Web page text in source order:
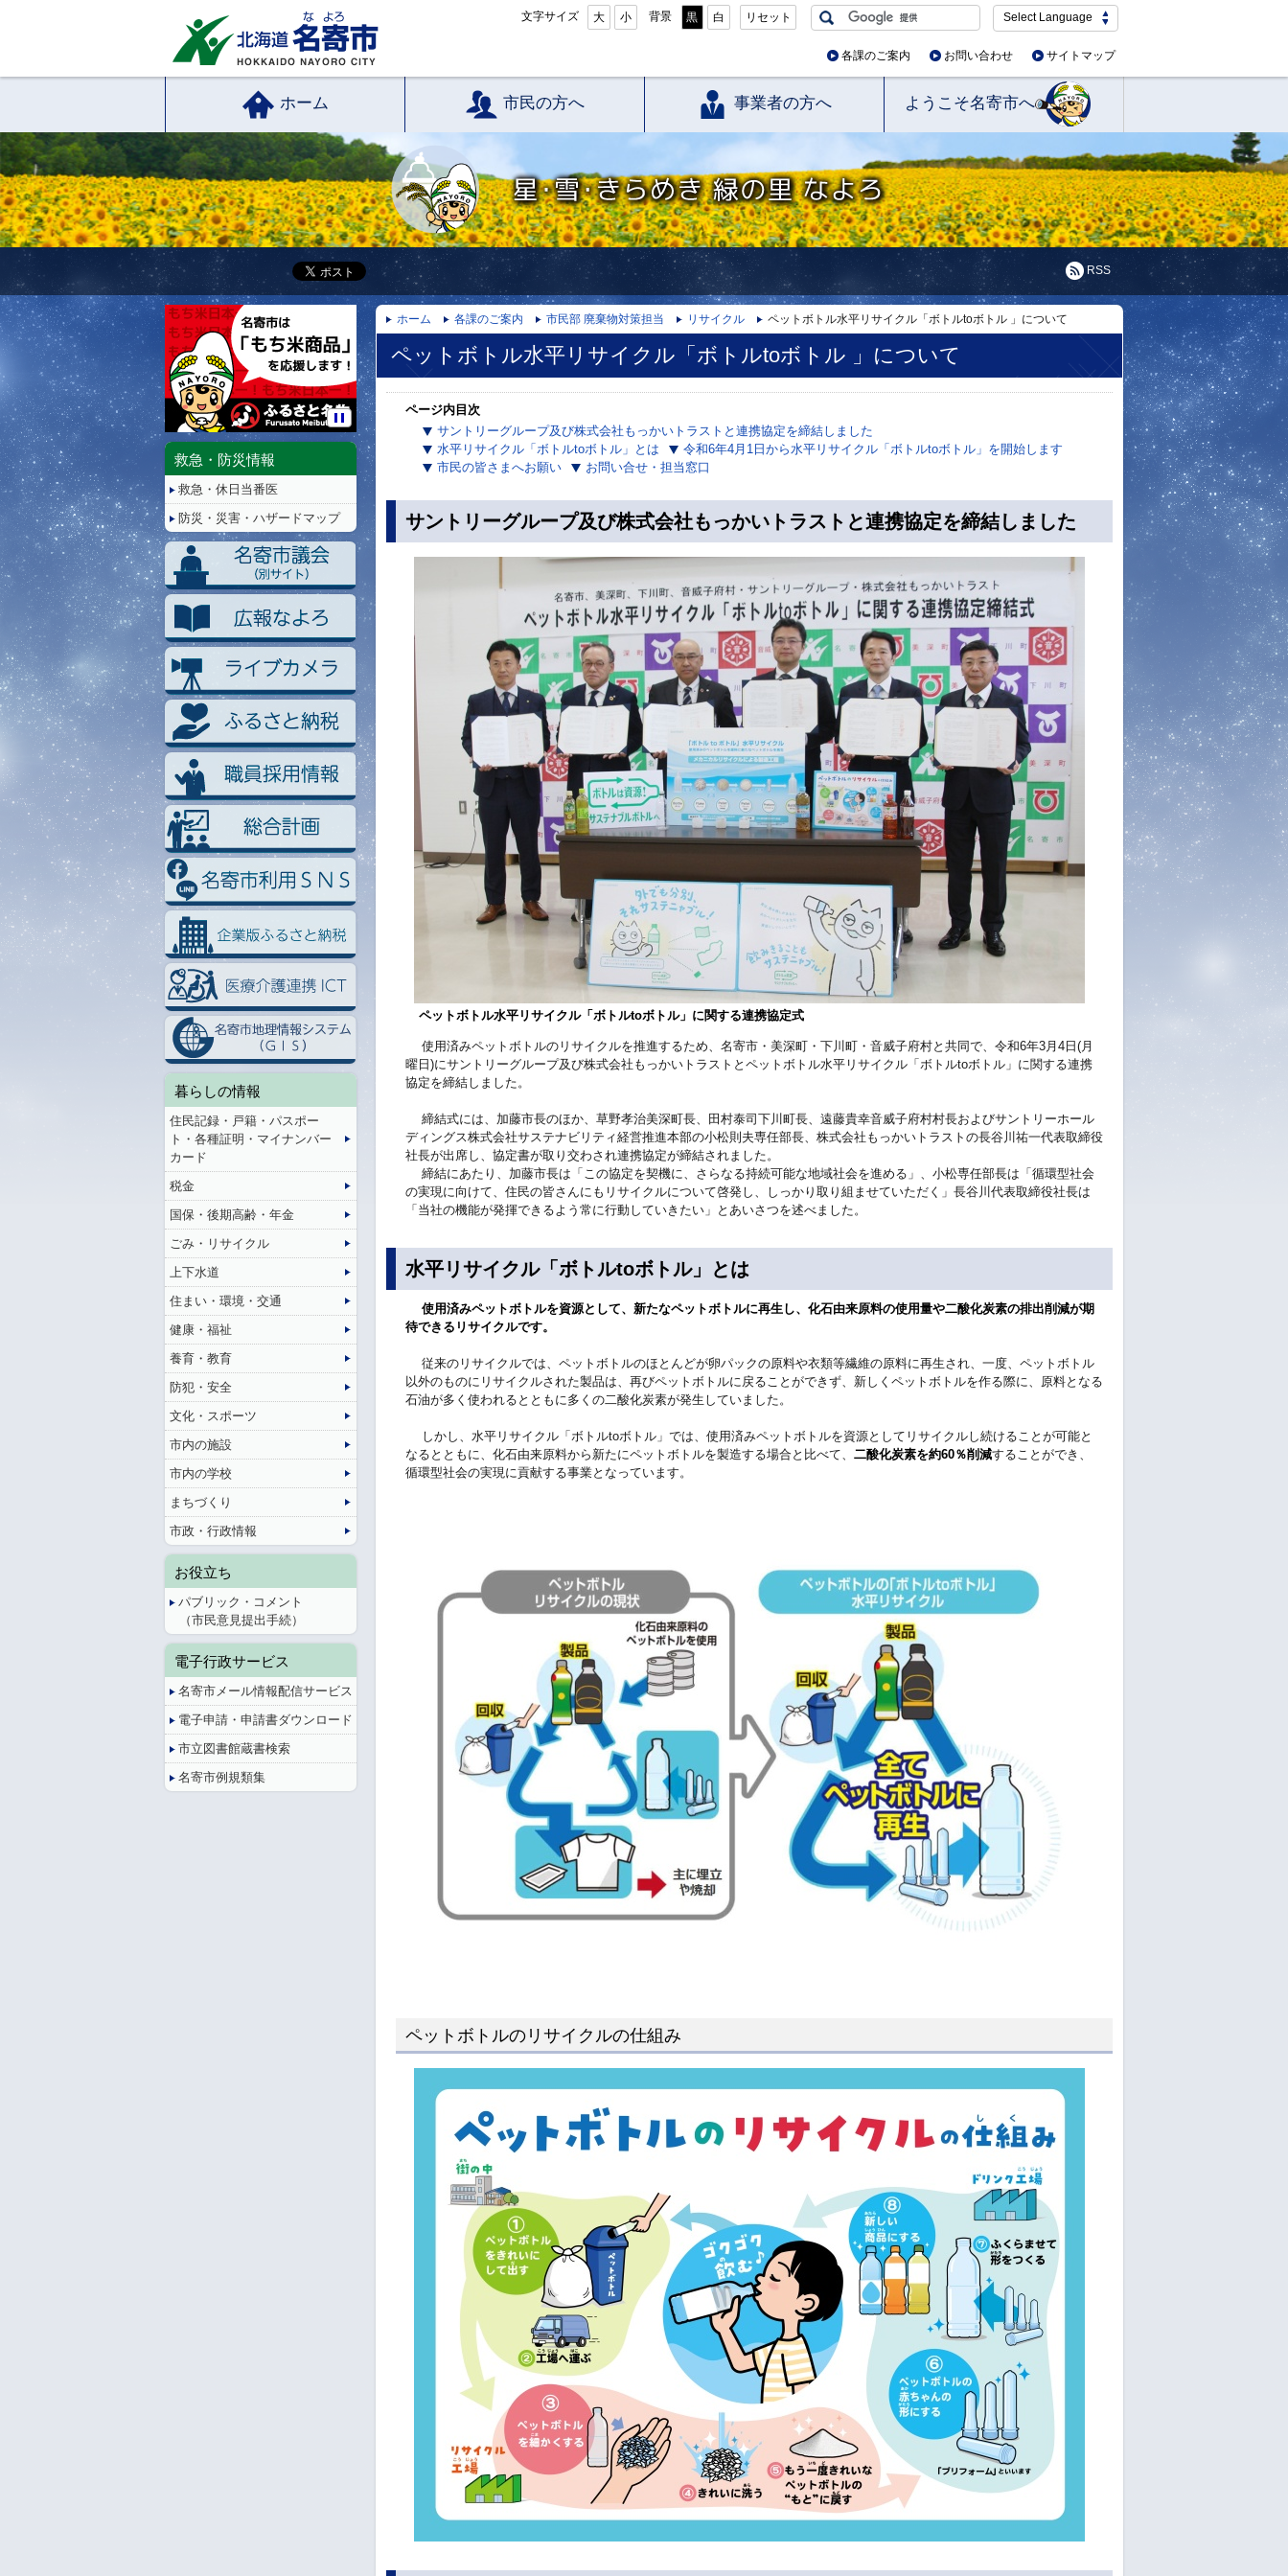
文字サイズ 大 小 背景 黒 白 リセット Select Language
各課のご案内 お問い合わせ サイトマップ
ホーム 市民の方へ 事業者の方へ ようこそ名寄市へ
星・雪・きらめき 緑の里 なよろ
RSS
ホーム 各課のご案内 市民部 廃棄物対策担当 リサイクル ペットボトル水平リサイクル「ボトルtoボトル 」について
ペットボトル水平リサイクル「ボトルtoボトル 」について
ページ内目次
サントリーグループ及び株式会社もっかいトラストと連携協定を締結しました
水平リサイクル「ボトルtoボトル」とは
令和6年4月1日から水平リサイクル「ボトルtoボトル」を開始します
市民の皆さまへお願い
お問い合せ・担当窓口
サントリーグループ及び株式会社もっかいトラストと連携協定を締結しました
ペットボトル水平リサイクル「ボトルtoボトル」に関する連携協定式
使用済みペットボトルのリサイクルを推進するため、名寄市・美深町・下川町・音威子府村と共同で、令和6年3月4日(月
曜日)にサントリーグループ及び株式会社もっかいトラストとペットボトル水平リサイクル「ボトルtoボトル」に関する連携
協定を締結しました。
締結式には、加藤市長のほか、草野孝治美深町長、田村泰司下川町長、遠藤貴幸音威子府村村長およびサントリーホール
ディングス株式会社サステナビリティ経営推進本部の小松則夫専任部長、株式会社もっかいトラストの長谷川祐一代表取締役
社長が出席し、協定書が取り交わされ連携協定が締結されました。
締結にあたり、加藤市長は「この協定を契機に、さらなる持続可能な地域社会を進める」、小松専任部長は「循環型社会
の実現に向けて、住民の皆さんにもリサイクルについて啓発し、しっかり取り組ませていただく」長谷川代表取締役社長は
「当社の機能が発揮できるよう常に行動していきたい」とあいさつを述べました。
水平リサイクル「ボトルtoボトル」とは
使用済みペットボトルを資源として、新たなペットボトルに再生し、化石由来原料の使用量や二酸化炭素の排出削減が期
待できるリサイクルです。
従来のリサイクルでは、ペットボトルのほとんどが卵パックの原料や衣類等繊維の原料に再生され、一度、ペットボトル
以外のものにリサイクルされた製品は、再びペットボトルに戻ることができず、新しくペットボトルを作る際に、原料となる
石油が多く使われるとともに多くの二酸化炭素が発生していました。
しかし、水平リサイクル「ボトルtoボトル」では、使用済みペットボトルを資源としてリサイクルし続けることが可能と
なるとともに、化石由来原料から新たにペットボトルを製造する場合と比べて、 二酸化炭素を約60％削減することができ、
循環型社会の実現に貢献する事業となっています。
ペットボトルのリサイクルの仕組み
停
再
救急・防災情報
救急・休日当番医
防災・災害・ハザードマップ
暮らしの情報
住民記録・戸籍・パスポー
ト・各種証明・マイナンバー
カード
税金
国保・後期高齢・年金
ごみ・リサイクル
上下水道
住まい・環境・交通
健康・福祉
養育・教育
防犯・安全
文化・スポーツ
市内の施設
市内の学校
まちづくり
市政・行政情報
お役立ち
パブリック・コメント
（市民意見提出手続）
電子行政サービス
名寄市メール情報配信サービス
電子申請・申請書ダウンロード
市立図書館蔵書検索
名寄市例規類集